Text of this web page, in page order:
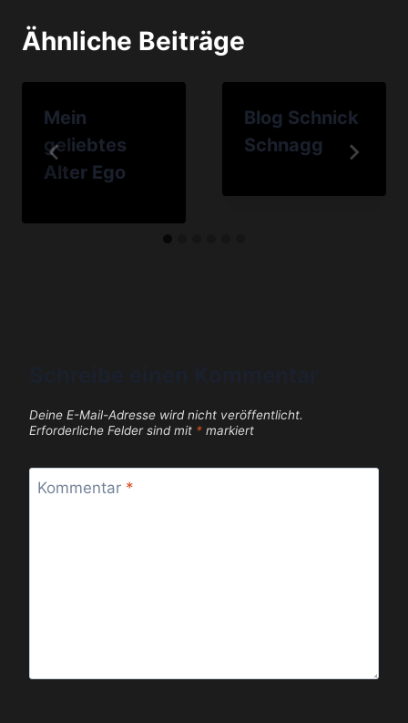
Ähnliche Beiträge
Mein
geliebtes
Alter Ego
Blog Schnick
Schnagg
Deine E-Mail-Adresse wird nicht veröffentlicht.
Erforderliche Felder sind mit * markiert
Kommentar *